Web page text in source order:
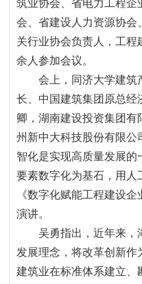
筑业协会、省电力工程
会、省建设人力资源协会
关行业协会负责人
， 工程
余人参加会议。
会上 ， 同济大学建筑
长、中国建筑集团原总
卿 ，湖南建设投资集团有
州新中大科技股份有限公
智化是实现高质量发展的
要素数字化为基石 ， 用人
《数字化赋能工程建设
演讲。
吴勇指出 ，近年来 ，
发展理念 ，将改革创新作
建筑业在标准体系建立、